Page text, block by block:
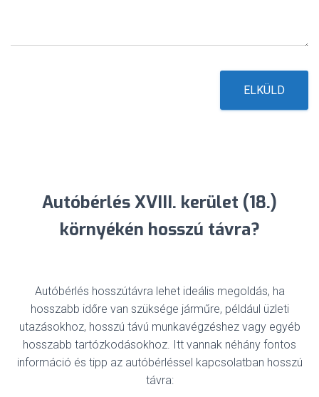
ELKÜLD
Autóbérlés XVIII. kerület (18.)
környékén hosszú távra?
Autóbérlés hosszútávra lehet ideális megoldás, ha
hosszabb időre van szüksége járműre, például üzleti
utazásokhoz, hosszú távú munkavégzéshez vagy egyéb
hosszabb tartózkodásokhoz. Itt vannak néhány fontos
információ és tipp az autóbérléssel kapcsolatban hosszú
távra: